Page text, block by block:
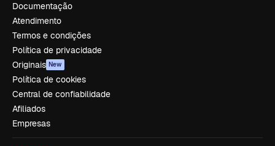
Documentação
Atendimento
Termos e condições
Política de privacidade
Originais New
Política de cookies
Central de confiabilidade
Afiliados
Empresas